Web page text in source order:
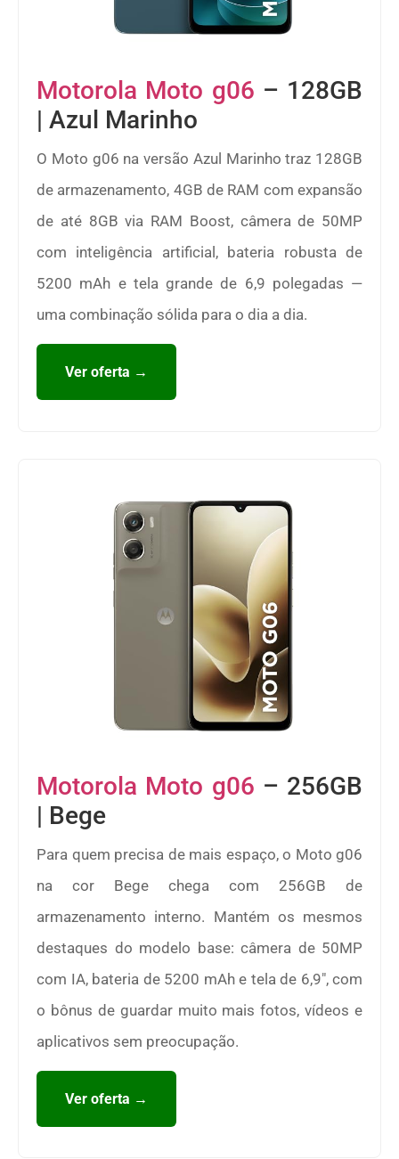
Motorola Moto g06 – 128GB
| Azul Marinho
O Moto g06 na versão Azul Marinho traz 128GB
de armazenamento, 4GB de RAM com expansão
de até 8GB via RAM Boost, câmera de 50MP
com inteligência artificial, bateria robusta de
5200 mAh e tela grande de 6,9 polegadas —
uma combinação sólida para o dia a dia.
Ver oferta →
Motorola Moto g06 – 256GB
| Bege
Para quem precisa de mais espaço, o Moto g06
na cor Bege chega com 256GB de
armazenamento interno. Mantém os mesmos
destaques do modelo base: câmera de 50MP
com IA, bateria de 5200 mAh e tela de 6,9″, com
o bônus de guardar muito mais fotos, vídeos e
aplicativos sem preocupação.
Ver oferta →